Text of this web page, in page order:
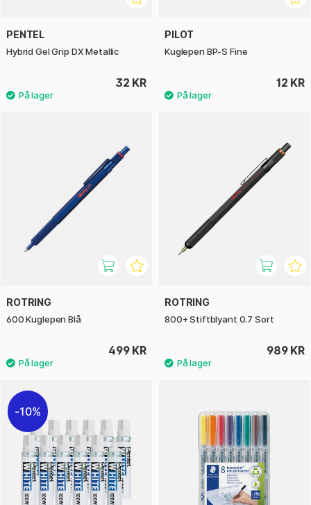
PENTEL
Hybrid Gel Grip DX Metallic
32 KR
PILOT
Kuglepen BP-S Fine
12 KR
ROTRING
600 Kuglepen Blå
499 KR
ROTRING
800+ Stiftblyant 0.7 Sort
989 KR
10%